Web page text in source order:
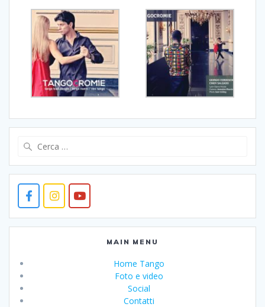
MAIN MENU
Home Tango
Foto e video
Social
Contatti